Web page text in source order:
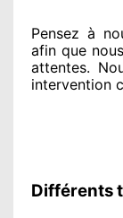
Pensez à
afin que
attentes.
intervention
Différents